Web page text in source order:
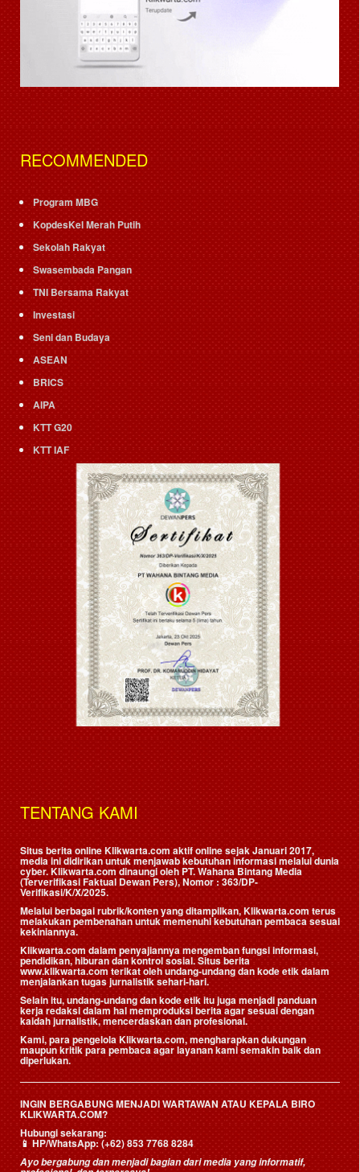
RECOMMENDED
Program MBG
KopdesKel Merah Putih
Sekolah Rakyat
Swasembada Pangan
TNI Bersama Rakyat
Investasi
Seni dan Budaya
ASEAN
BRICS
AIPA
KTT G20
KTT IAF
TENTANG KAMI
Situs berita online Klikwarta.com aktif online sejak Januari 2017,
media ini didirikan untuk menjawab kebutuhan informasi melalui dunia
cyber. Klikwarta.com dinaungi oleh PT. Wahana Bintang Media
(Terverifikasi Faktual Dewan Pers), Nomor : 363/DP-
Verifikasi/K/X/2025.
Melalui berbagai rubrik/konten yang ditampilkan, Klikwarta.com terus
melakukan pembenahan untuk memenuhi kebutuhan pembaca sesuai
kekiniannya.
Klikwarta.com dalam penyajiannya mengemban fungsi informasi,
pendidikan, hiburan dan kontrol sosial. Situs berita
www.klikwarta.com terikat oleh undang-undang dan kode etik dalam
menjalankan tugas jurnalistik sehari-hari.
Selain itu, undang-undang dan kode etik itu juga menjadi panduan
kerja redaksi dalam hal memproduksi berita agar sesuai dengan
kaidah jurnalistik, mencerdaskan dan profesional.
Kami, para pengelola Klikwarta.com, mengharapkan dukungan
maupun kritik para pembaca agar layanan kami semakin baik dan
diperlukan.
INGIN BERGABUNG MENJADI WARTAWAN ATAU KEPALA BIRO
KLIKWARTA.COM?
Hubungi sekarang:
📱HP/WhatsApp:(+62) 853 7768 8284
Ayo bergabung dan menjadi bagian dari media yang informatif,